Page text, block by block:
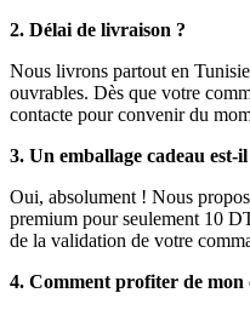
2. Délai de livraison ?
Nous livrons partout en
ouvrables. Dès que votre
contacte pour convenir du
3. Un emballage cadeau est-
Oui, absolument ! Nous
premium pour seulement 10
de la validation de votre
4. Comment profiter de mon